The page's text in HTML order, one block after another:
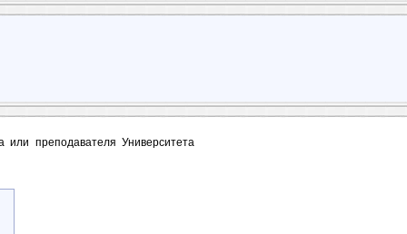
или преподавателя Университета